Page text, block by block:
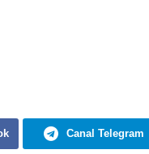
Canal Telegram